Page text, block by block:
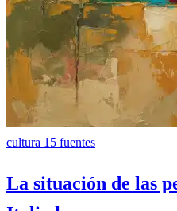
cultura 15 fuentes
La situación de las